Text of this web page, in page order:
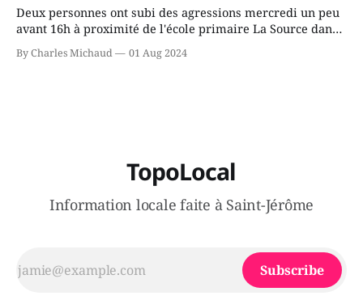
Deux personnes ont subi des agressions mercredi un peu
avant 16h à proximité de l'école primaire La Source dans
le secteur Bellefeuille de Saint-Jérôme. L'une de deux
victimes aurait été écrasée sous un véhicule et aspergée
By Charles Michaud 01 Aug 2024
TopoLocal
Information locale faite à Saint-Jérôme
Subscribe